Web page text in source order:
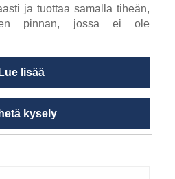
ja tuottaa samalla tiheän,
pinnan, jossa ei ole
Lue lisää
kysely